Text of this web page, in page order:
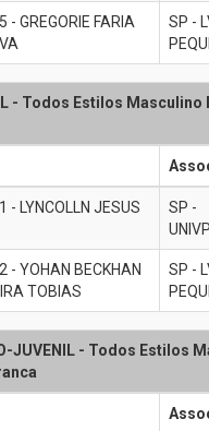
- GREGORIE FARIA
SP -
- Todos Estilos Masculino
- LYNCOLLN JESUS
SP -
- YOHAN BECKHAN
TOBIAS
SP -
JUVENIL - Todos Estilos